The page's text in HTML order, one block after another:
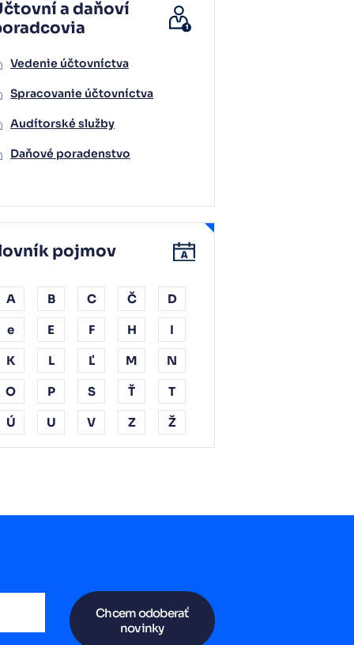
a daňoví
Vedenie účtovníctva
Spracovanie účtovníctva
Audítorské služby
Daňové poradenstvo
pojmov
A B C Č D
e E F H I
K L Ľ M N
O P S Ť T
Ú U V Z Ž
Chcem odoberať
novinky